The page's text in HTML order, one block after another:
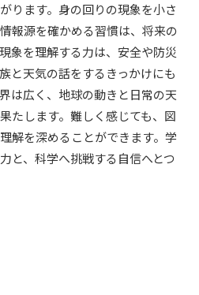
ります。身の回りの現象を小さ
報源を確かめる習慣は、将来の
象を理解する力は、安全や防災
と天気の話をするきっかけにも
は広く、地球の動きと日常の天
たします。難しく感じても、図
解を深めることができます。学
と、科学へ挑戦する自信へとつ